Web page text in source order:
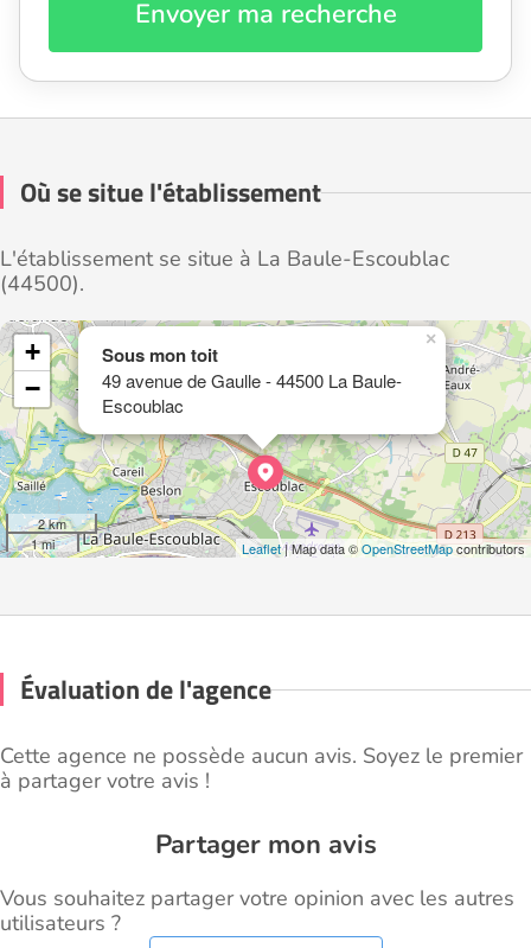
Envoyer ma recherche
Où se situe l'établissement
L'établissement se situe à La Baule-Escoublac
(44500).
Sous mon toit
49 avenue de Gaulle - 44500 La Baule-
Escoublac
×
+
−
2 km
1 mi
Leaflet| Map data ©OpenStreetMapcontributors
Évaluation de l'agence
Cette agence ne possède aucun avis. Soyez le premier
à partager votre avis !
Partager mon avis
Vous souhaitez partager votre opinion avec les autres
utilisateurs ?